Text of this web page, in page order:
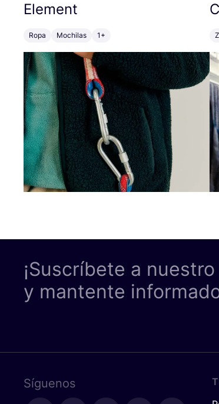
Element
Ropa Mochilas 1+
¡Suscríbete a
y mantente
Síguenos